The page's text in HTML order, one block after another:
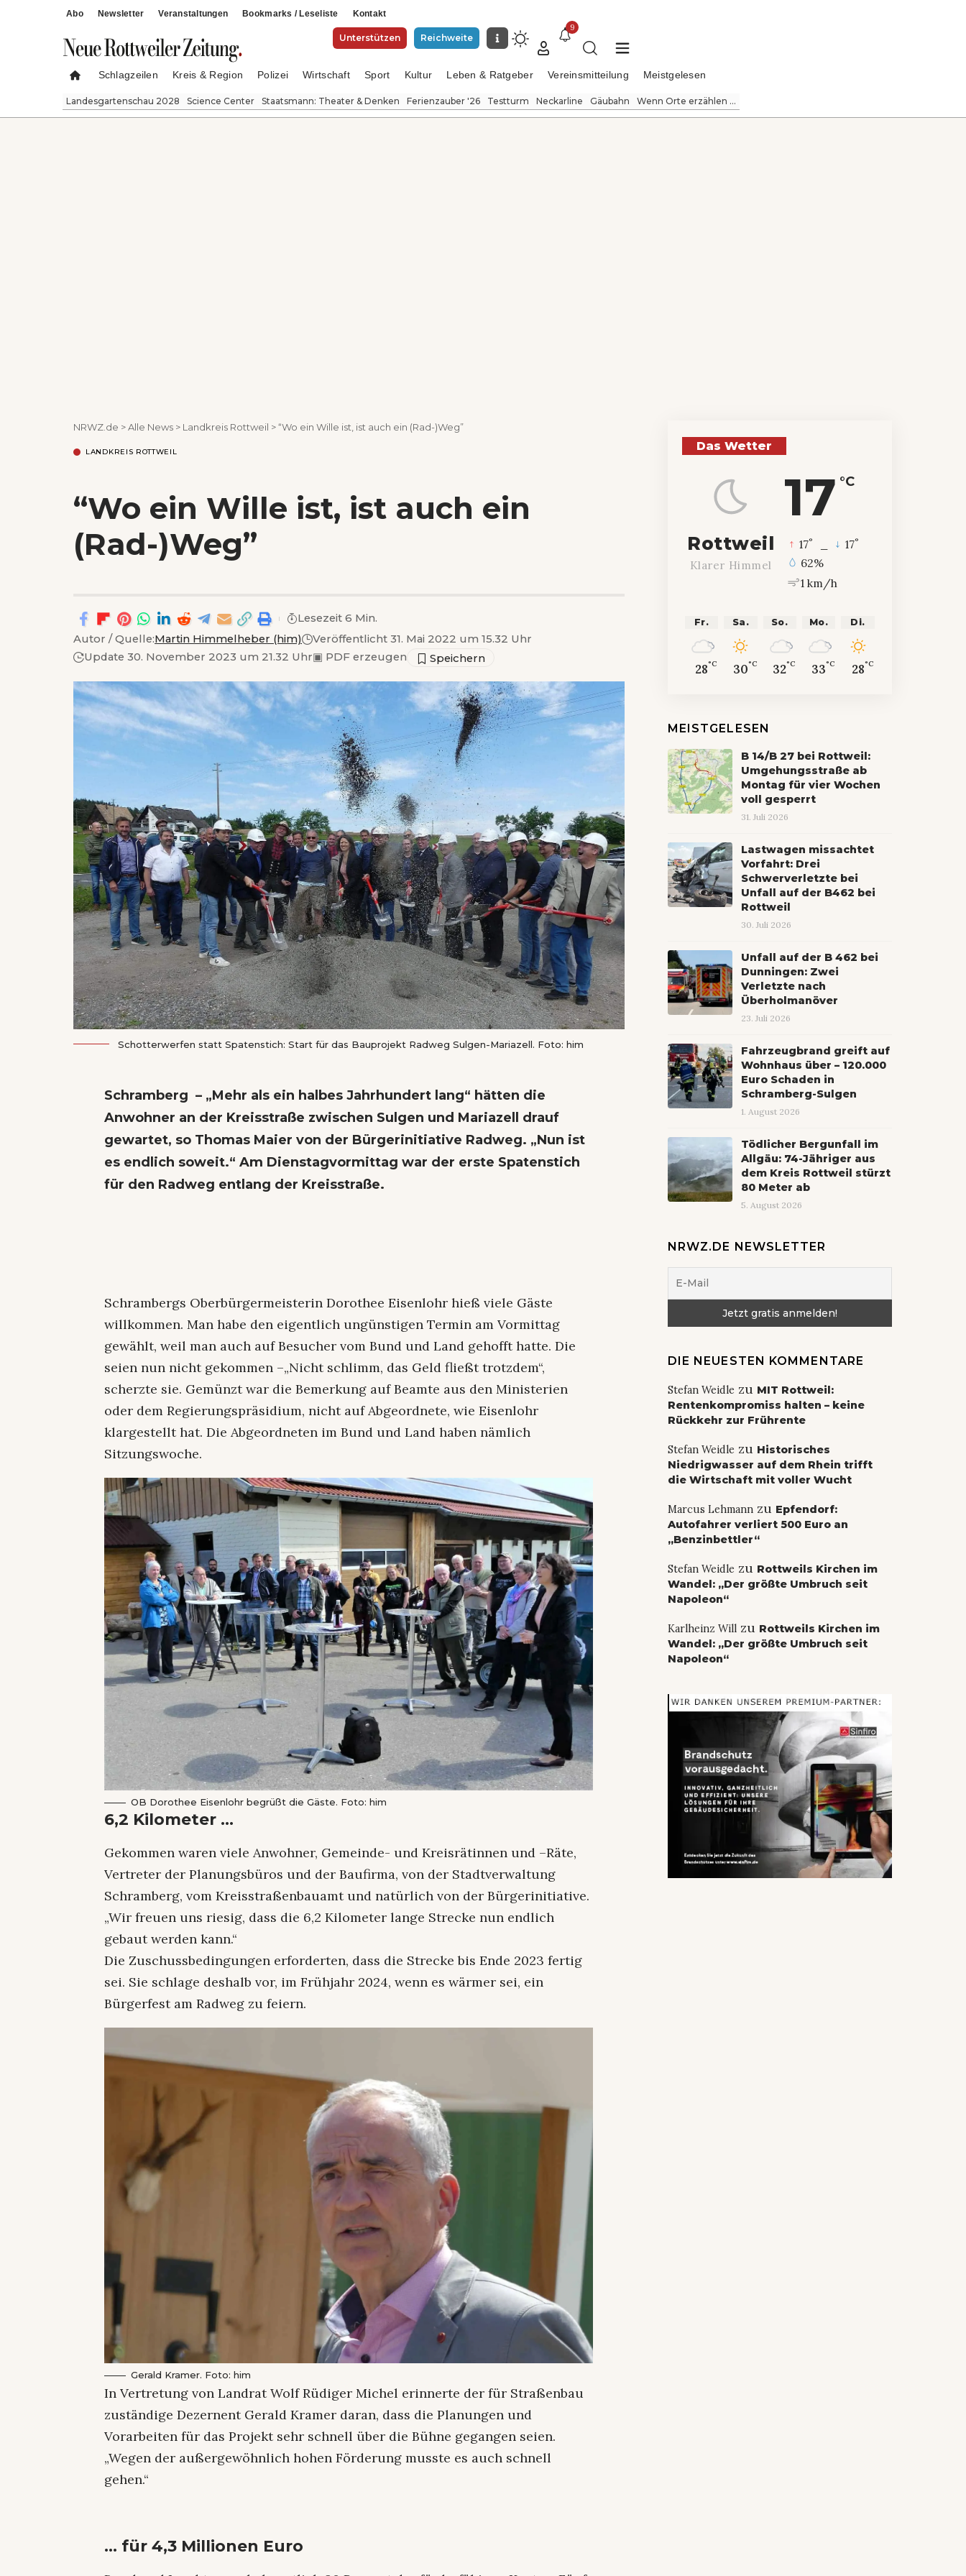
Abo Newsletter Veranstaltungen Bookmarks / Leseliste Kontakt
Unterstützen Reichweite
9
Schlagzeilen Kreis & Region Polizei Wirtschaft Sport Kultur Leben & Ratgeber Vereinsmitteilung Meistgelesen
Landesgartenschau 2028 Science Center Staatsmann: Theater & Denken Ferienzauber '26 Testturm Neckarline Gäubahn Wenn Orte erzählen ...
NRWZ.de >Alle News > Landkreis Rottweil >“Wo ein Wille ist, ist auch ein (Rad-)Weg”
LANDKREIS ROTTWEIL
“Wo ein Wille ist, ist auch ein
(Rad-)Weg”
Autor / Quelle:Martin Himmelheber (him)
Veröffentlicht 31. Mai 2022 um 15.32 Uhr
Update 30. November 2023 um 21.32 Uhr▣ PDF erzeugen
Lesezeit 6 Min.
Schotterwerfen statt Spatenstich: Start für das Bauprojekt Radweg Sulgen-Mariazell. Foto: him
Schramberg – „Mehr als ein halbes Jahrhundert lang“ hätten die
Anwohner an der Kreisstraße zwischen Sulgen und Mariazell drauf
gewartet, so Thomas Maier von der Bürgerinitiative Radweg. „Nun ist
es endlich soweit.“ Am Dienstagvormittag war der erste Spatenstich
für den Radweg entlang der Kreisstraße.
Schrambergs Oberbürgermeisterin Dorothee Eisenlohr hieß viele Gäste
willkommen. Man habe den eigentlich ungünstigen Termin am Vormittag
gewählt, weil man auch auf Besucher vom Bund und Land gehofft hatte. Die
seien nun nicht gekommen –„Nicht schlimm, das Geld fließt trotzdem“,
scherzte sie. Gemünzt war die Bemerkung auf Beamte aus den Ministerien
oder dem Regierungspräsidium, nicht auf Abgeordnete, wie Eisenlohr
klargestellt hat. Die Abgeordneten im Bund und Land haben nämlich
Sitzungswoche.
OB Dorothee Eisenlohr begrüßt die Gäste. Foto: him
6,2 Kilometer …
Gekommen waren viele Anwohner, Gemeinde- und Kreisrätinnen und –Räte,
Vertreter der Planungsbüros und der Baufirma, von der Stadtverwaltung
Schramberg, vom Kreisstraßenbauamt und natürlich von der Bürgerinitiative.
„Wir freuen uns riesig, dass die 6,2 Kilometer lange Strecke nun endlich
gebaut werden kann.“
Die Zuschussbedingungen erforderten, dass die Strecke bis Ende 2023 fertig
sei. Sie schlage deshalb vor, im Frühjahr 2024, wenn es wärmer sei, ein
Bürgerfest am Radweg zu feiern.
Gerald Kramer. Foto: him
In Vertretung von Landrat Wolf Rüdiger Michel erinnerte der für Straßenbau
zuständige Dezernent Gerald Kramer daran, dass die Planungen und
Vorarbeiten für das Projekt sehr schnell über die Bühne gegangen seien.
„Wegen der außergewöhnlich hohen Förderung musste es auch schnell
gehen.“
… für 4,3 Millionen Euro
Das Wetter
17 °C
Rottweil
Klarer Himmel
17° 17°
62%
1 km/h
Fr.
28°C
Sa.
30°C
So.
32°C
Mo.
33°C
Di.
28°C
MEISTGELESEN
B 14/B 27 bei Rottweil:
Umgehungsstraße ab
Montag für vier Wochen
voll gesperrt
31. Juli 2026
Lastwagen missachtet
Vorfahrt: Drei
Schwerverletzte bei
Unfall auf der B462 bei
Rottweil
30. Juli 2026
Unfall auf der B 462 bei
Dunningen: Zwei
Verletzte nach
Überholmanöver
23. Juli 2026
Fahrzeugbrand greift auf
Wohnhaus über – 120.000
Euro Schaden in
Schramberg-Sulgen
1. August 2026
Tödlicher Bergunfall im
Allgäu: 74-Jähriger aus
dem Kreis Rottweil stürzt
80 Meter ab
5. August 2026
NRWZ.DE NEWSLETTER
DIE NEUESTEN KOMMENTARE
Stefan Weidle zu MIT Rottweil:
Rentenkompromiss halten – keine
Rückkehr zur Frührente
Stefan Weidle zu Historisches
Niedrigwasser auf dem Rhein trifft
die Wirtschaft mit voller Wucht
Marcus Lehmannzu Epfendorf:
Autofahrer verliert 500 Euro an
„Benzinbettler“
Stefan Weidle zu Rottweils Kirchen im
Wandel: „Der größte Umbruch seit
Napoleon“
Karlheinz Willzu Rottweils Kirchen im
Wandel: „Der größte Umbruch seit
Napoleon“